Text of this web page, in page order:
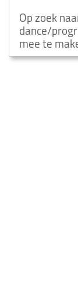
Op zoek
dance/
mee te